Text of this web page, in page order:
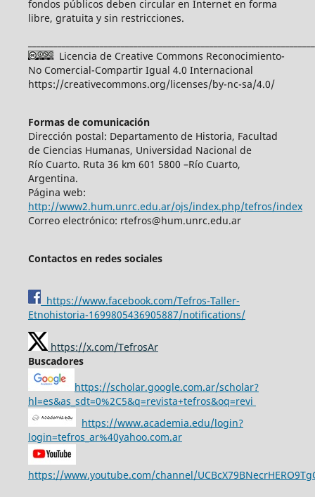
fondos públicos deben circular en Internet en forma
libre, gratuita y sin restricciones.
Licencia de Creative Commons Reconocimiento-
No Comercial-Compartir Igual 4.0 Internacional
https://creativecommons.org/licenses/by-nc-sa/4.0/
Formas de comunicación
Dirección postal: Departamento de Historia, Facultad
de Ciencias Humanas, Universidad Nacional de
Río Cuarto. Ruta 36 km 601 5800 –Río Cuarto,
Argentina.
Página web:
http://www2.hum.unrc.edu.ar/ojs/index.php/tefros/index
Correo electrónico: rtefros@hum.unrc.edu.ar
Contactos en redes sociales
https://www.facebook.com/Tefros-Taller-
Etnohistoria-1699805436905887/notifications/
https://x.com/TefrosAr
Buscadores
https://scholar.google.com.ar/scholar?
hl=es&as_sdt=0%2C5&q=revista+tefros&oq=revi
https://www.academia.edu/login?
login=tefros_ar%40yahoo.com.ar
https://www.youtube.com/channel/